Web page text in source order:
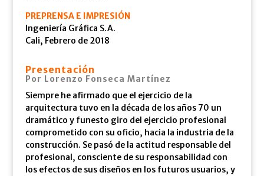
PREPRENSA E IMPRESIÓN
Ingeniería Gráfica S.A.
Cali, Febrero de 2018
Presentación
Por Lorenzo Fonseca Martínez
Siempre he afirmado que el ejercicio de la
arquitectura tuvo en la década de los años 70 un
dramático y funesto giro del ejercicio profesional
comprometido con su oficio, hacia la industria de la
construcción. Se pasó de la actitud responsable del
profesional, consciente de su responsabilidad con
los efectos de sus diseños en los futuros usuarios, y